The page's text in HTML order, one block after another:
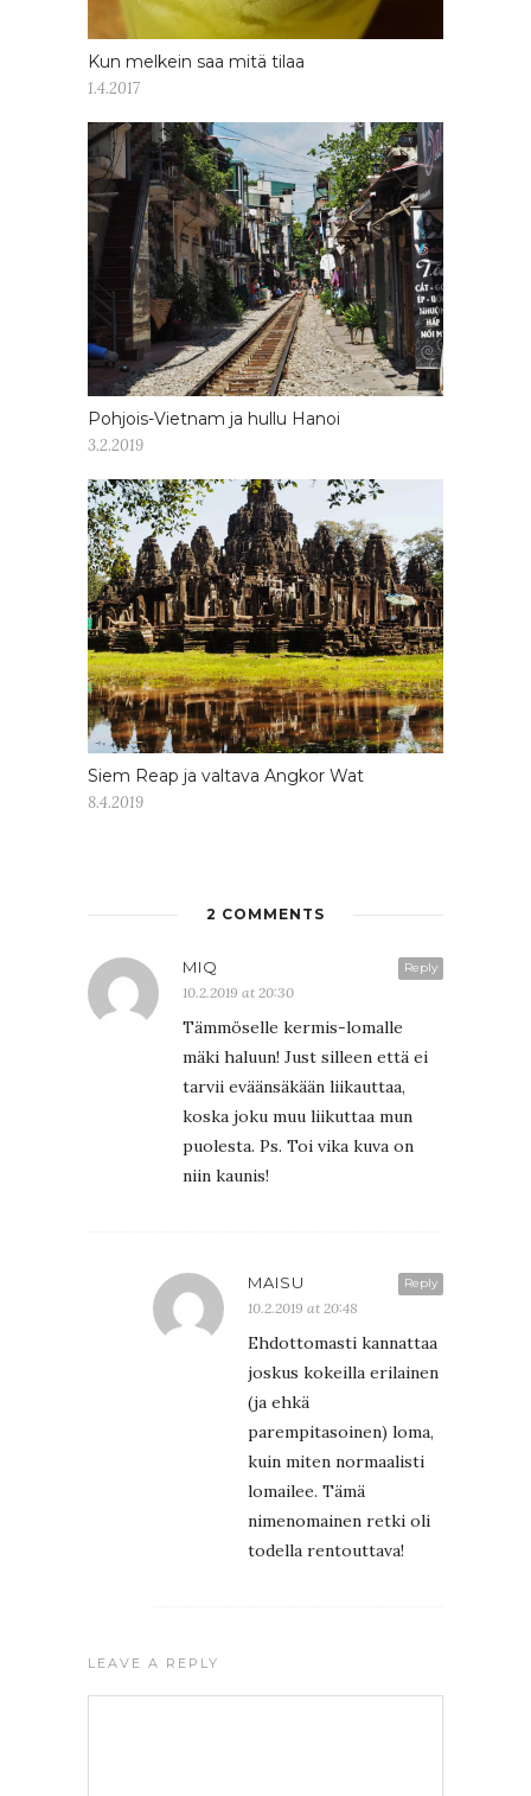
Kun melkein saa mitä tilaa
1.4.2017
Pohjois-Vietnam ja hullu Hanoi
3.2.2019
Siem Reap ja valtava Angkor Wat
8.4.2019
2 COMMENTS
Reply
MIQ
10.2.2019 at 20:30
Tämmöselle kermis-lomalle
mäki haluun! Just silleen että ei
tarvii eväänsäkään liikauttaa,
koska joku muu liikuttaa mun
puolesta. Ps. Toi vika kuva on
niin kaunis!
Reply
MAISU
10.2.2019 at 20:48
Ehdottomasti kannattaa
joskus kokeilla erilainen
(ja ehkä
parempitasoinen) loma,
kuin miten normaalisti
lomailee. Tämä
nimenomainen retki oli
todella rentouttava!
LEAVE A REPLY